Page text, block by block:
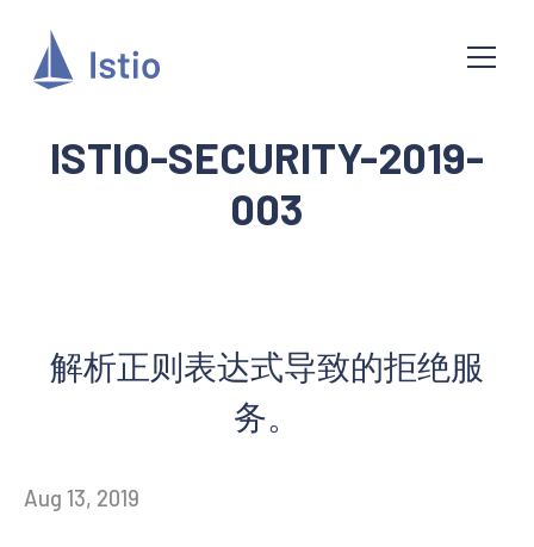
ISTIO-SECURITY-2019-
003
解析正则表达式导致的拒绝服
务。
Aug 13, 2019